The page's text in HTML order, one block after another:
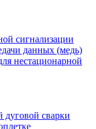
сигнализации
данных (медь)
нестационарной
дуговой сварки